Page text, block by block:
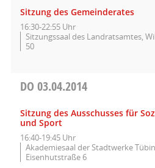
Sitzung des Gemeinderates
16:30-22:55 Uhr
Sitzungssaal des Landratsamtes,
50
DO 03.04.2014
Sitzung des Ausschusses für
und Sport
16:40-19:45 Uhr
Akademiesaal der Stadtwerke
Eisenhutstraße 6